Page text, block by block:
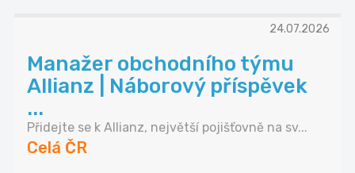
24.07.2026
Manažer obchodního týmu
Allianz | Náborový příspěvek
...
Přidejte se k Allianz, největší pojišťovně na sv...
Celá ČR